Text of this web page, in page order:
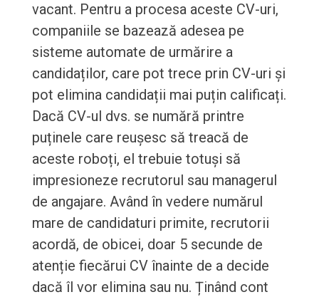
vacant. Pentru a procesa aceste CV-uri,
companiile se bazează adesea pe
sisteme automate de urmărire a
candidaților, care pot trece prin CV-uri și
pot elimina candidații mai puțin calificați.
Dacă CV-ul dvs. se numără printre
puținele care reușesc să treacă de
aceste roboți, el trebuie totuși să
impresioneze recrutorul sau managerul
de angajare. Având în vedere numărul
mare de candidaturi primite, recrutorii
acordă, de obicei, doar 5 secunde de
atenție fiecărui CV înainte de a decide
dacă îl vor elimina sau nu. Ținând cont